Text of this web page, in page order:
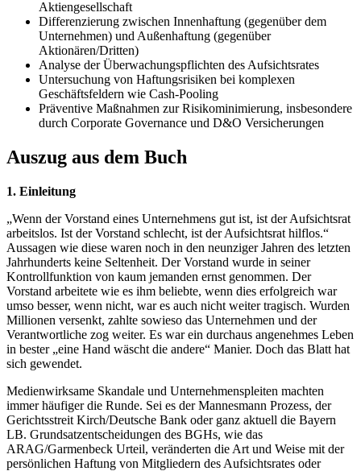
Aktiengesellschaft
Differenzierung zwischen Innenhaftung (gegenüber dem
Unternehmen) und Außenhaftung (gegenüber
Aktionären/Dritten)
Analyse der Überwachungspflichten des Aufsichtsrates
Untersuchung von Haftungsrisiken bei komplexen
Geschäftsfeldern wie Cash-Pooling
Präventive Maßnahmen zur Risikominimierung, insbesondere
durch Corporate Governance und D&O Versicherungen
Auszug aus dem Buch
1. Einleitung
„Wenn der Vorstand eines Unternehmens gut ist, ist der Aufsichtsrat
arbeitslos. Ist der Vorstand schlecht, ist der Aufsichtsrat hilflos.“
Aussagen wie diese waren noch in den neunziger Jahren des letzten
Jahrhunderts keine Seltenheit. Der Vorstand wurde in seiner
Kontrollfunktion von kaum jemanden ernst genommen. Der
Vorstand arbeitete wie es ihm beliebte, wenn dies erfolgreich war
umso besser, wenn nicht, war es auch nicht weiter tragisch. Wurden
Millionen versenkt, zahlte sowieso das Unternehmen und der
Verantwortliche zog weiter. Es war ein durchaus angenehmes Leben
in bester „eine Hand wäscht die andere“ Manier. Doch das Blatt hat
sich gewendet.
Medienwirksame Skandale und Unternehmenspleiten machten
immer häufiger die Runde. Sei es der Mannesmann Prozess, der
Gerichtsstreit Kirch/Deutsche Bank oder ganz aktuell die Bayern
LB. Grundsatzentscheidungen des BGHs, wie das
ARAG/Garmenbeck Urteil, veränderten die Art und Weise mit der
persönlichen Haftung von Mitgliedern des Aufsichtsrates oder